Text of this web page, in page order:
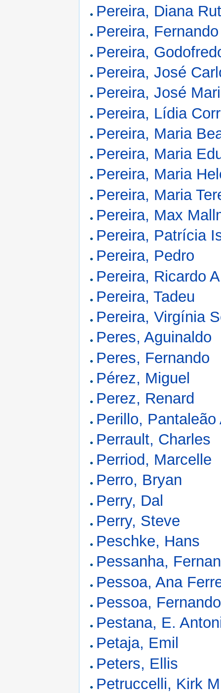
Pereira, Diana
Pereira,
Pereira,
Pereira, José
Pereira, José
Pereira, Lídia
Pereira, Maria
Pereira, Maria
Pereira, Maria
Pereira, Maria
Pereira, Max
Pereira, Patrícia
Pereira, Pedro
Pereira, Ricardo
Pereira, Tadeu
Pereira, Virgínia
Peres, Aguinaldo
Peres, Fernando
Pérez, Miguel
Perez, Renard
Perillo,
Perrault, Charles
Perriod, Marcelle
Perro, Bryan
Perry, Dal
Perry, Steve
Peschke, Hans
Pessanha,
Pessoa, Ana
Pessoa, Fernando
Pestana, E.
Petaja, Emil
Peters, Ellis
Petruccelli, Kirk